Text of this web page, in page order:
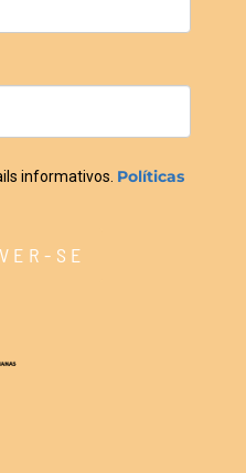
informativos. Políticas
SE